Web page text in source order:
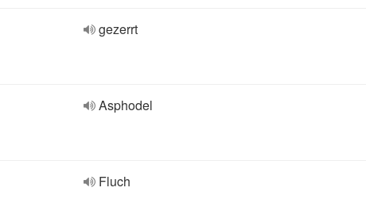
gezerrt
Asphodel
Fluch